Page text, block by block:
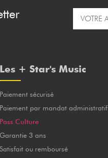
Les + Star's Music
Paiement sécurisé
Paiement par mandat administratif
Pass Culture
Garantie 3 ans
Satisfait ou remboursé